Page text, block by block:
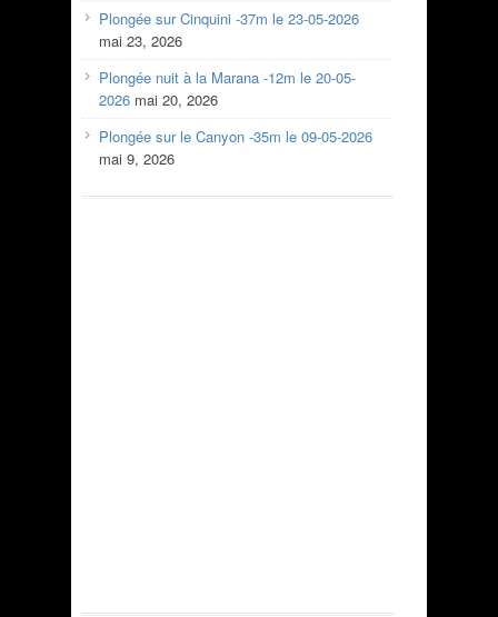
Plongée sur Cinquini -37m le 23-05-2026
mai 23, 2026
Plongée nuit à la Marana -12m le 20-05-
2026 mai 20, 2026
Plongée sur le Canyon -35m le 09-05-2026
mai 9, 2026